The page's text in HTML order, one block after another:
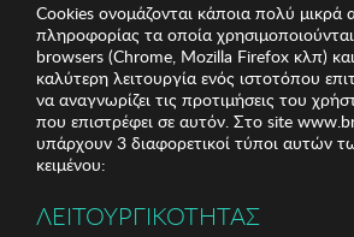
Cookies ονομάζονται κάποια πολύ μικρά
πληροφορίας τα οποία
browsers (Chrome, Mozilla Firefox κλπ)
καλύτερη λειτουργία ενός ιστοτόπου
να αναγνωρίζει τις προτιμήσεις του
που επιστρέφει σε αυτόν. Στο site
υπάρχουν 3 διαφορετικοί τύποι αυτών
κειμένου:
ΛΕΙΤΟΥΡΓΙΚΟΤΗΤΑΣ